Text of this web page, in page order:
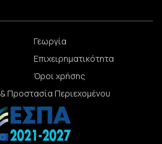
Γεωργία
Επιχειρηματικότητα
Όροι χρήσης
Προστασία Περιεχομένου